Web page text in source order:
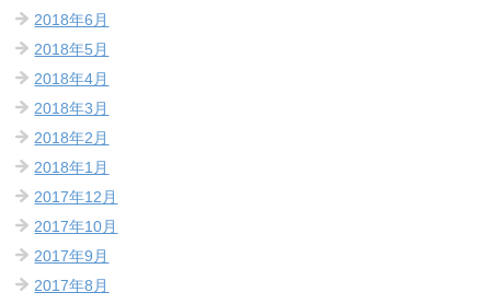
2018年6月
2018年5月
2018年4月
2018年3月
2018年2月
2018年1月
2017年12月
2017年10月
2017年9月
2017年8月